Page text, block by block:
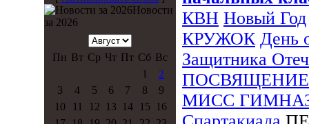
Новости
за 2026
Пн Вт Ср Чт Пт Сб Вс
1
2
3
4 5 6 7 8
9
10
11 12 13 14 15
16
КВН Новый Год
КРУЖОК День
Защитника
МИСС